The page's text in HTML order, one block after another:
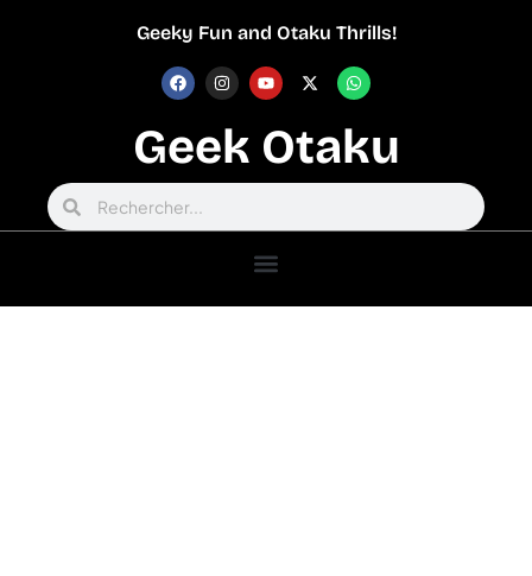
Geeky Fun and Otaku Thrills!
Geek Otaku